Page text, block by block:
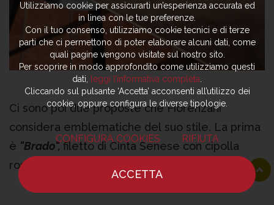
Ci sono poi due proposte che Fiorenzani
considera emblematiche del suo stile. La prima
è "Brado",filetto di Cinta Senese con cipolla
rossa fermentata, cialda di mandorle tostate e
riduzione al whisky.
Utilizziamo cookie per assicurarti un’esperienza accurata ed
in linea con le tue preferenze.
Con il tuo consenso, utilizziamo cookie tecnici e di terze
parti che ci permettono di poter elaborare alcuni dati, come
quali pagine vengono visitate sul nostro sito.
Per scoprire in modo approfondito come utilizziamo questi
dati,
leggi l’informativa completa
Cliccando sul pulsante ‘Accetta’ acconsenti all’utilizzo dei
cookie, oppure configura le diverse tipologie.
CONFIGURA COOKIES RIFIUTA
ACCETTA